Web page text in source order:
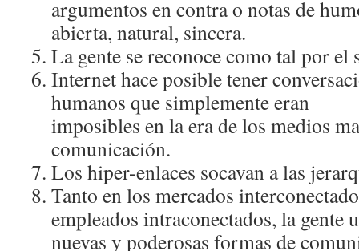
argumentos en contra o notas de
abierta, natural, sincera.
La gente se reconoce como tal por el
Internet hace posible tener
humanos que simplemente eran
imposibles en la era de los medios
comunicación.
Los hiper-enlaces socavan a las
Tanto en los mercados
empleados intraconectados, la gente
nuevas y poderosas formas de